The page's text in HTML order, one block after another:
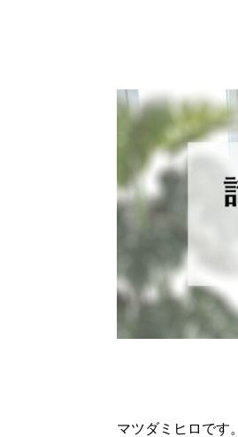
マツダミヒロです。